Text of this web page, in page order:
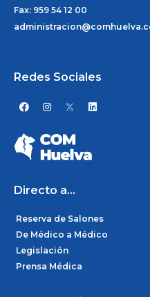
Fax: 959 54 12 00
Redes Sociales
F
a
e
b
o
o
I
n
a
g
r
L
i
i
Directo a...
Reserva de Salones
De Médico a Médico
Legislación
Prensa Médica